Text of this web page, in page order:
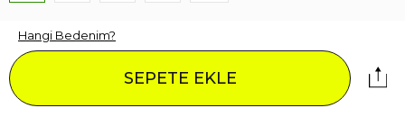
Hangi Bedenim?
SEPETE EKLE